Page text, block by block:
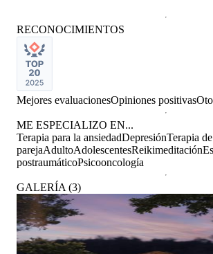
RECONOCIMIENTOS
Mejores evaluacionesOpiniones positivas
ME ESPECIALIZO EN...
Terapia para la ansiedadDepresiónTerapia de
parejaAdultoAdolescentesReikimeditación
postraumáticoPsicooncología
GALERÍA (3)